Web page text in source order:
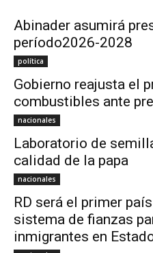
Abinader asumirá
período2026-2028
política
Gobierno reajusta el
combustibles ante
nacionales
Laboratorio de
calidad de la papa
nacionales
RD será el primer
sistema de fianzas
inmigrantes en